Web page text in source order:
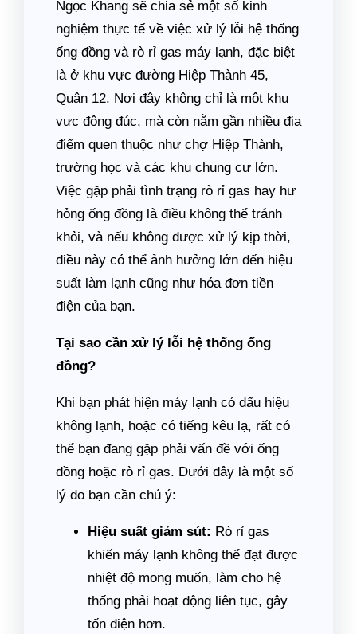
Ngọc Khang sẽ chia sẻ một số kinh
nghiệm thực tế về việc xử lý lỗi hệ thống
ống đồng và rò rỉ gas máy lạnh, đặc biệt
là ở khu vực đường Hiệp Thành 45,
Quận 12. Nơi đây không chỉ là một khu
vực đông đúc, mà còn nằm gần nhiều địa
điểm quen thuộc như chợ Hiệp Thành,
trường học và các khu chung cư lớn.
Việc gặp phải tình trạng rò rỉ gas hay hư
hỏng ống đồng là điều không thể tránh
khỏi, và nếu không được xử lý kịp thời,
điều này có thể ảnh hưởng lớn đến hiệu
suất làm lạnh cũng như hóa đơn tiền
điện của bạn.
Tại sao cần xử lý lỗi hệ thống ống
đồng?
Khi bạn phát hiện máy lạnh có dấu hiệu
không lạnh, hoặc có tiếng kêu lạ, rất có
thể bạn đang gặp phải vấn đề với ống
đồng hoặc rò rỉ gas. Dưới đây là một số
lý do bạn cần chú ý:
Hiệu suất giảm sút: Rò rỉ gas
khiến máy lạnh không thể đạt được
nhiệt độ mong muốn, làm cho hệ
thống phải hoạt động liên tục, gây
tốn điện hơn.